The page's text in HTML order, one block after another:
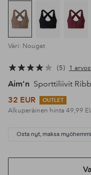
Väri: Nougat
5 1
Aim'n Sporttiliivit
32 EUR
OUTLET
Alkuperäinen hinta 49,99
Osta nyt, maksa